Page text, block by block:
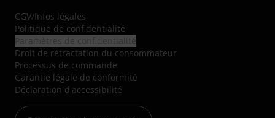
CGV/Infos légales
Politique de confidentialité
Droit de rétractation du consommateur
Processus de commande
Garantie légale de conformité
Déclaration d'accessibilité